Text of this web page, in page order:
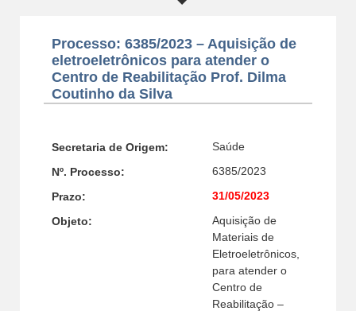
Processo: 6385/2023 – Aquisição de
eletroeletrônicos para atender o
Centro de Reabilitação Prof. Dilma
Coutinho da Silva
Secretaria de Origem: Saúde
Nº. Processo: 6385/2023
Prazo: 31/05/2023
Objeto:
Aquisição de
Materiais de
Eletroeletrônicos,
para atender o
Centro de
Reabilitação –